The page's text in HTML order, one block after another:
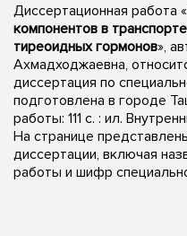
Диссертационная работа «
компонентов в
тиреоидных гормонов»,
Ахмадходжаевна,
диссертация по
подготовлена в городе
работы: 111 c. : ил.
На странице
диссертации, включая
работы и шифр